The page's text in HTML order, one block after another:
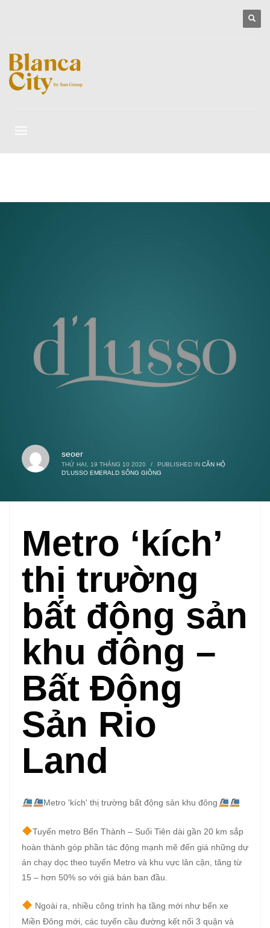
seoer
THỨ HAI, 19 THÁNG 10 2020 / PUBLISHED IN CĂN HỘ
D'LUSSO EMERALD SÔNG GIỒNG
Metro ‘kích’
thị trường
bất động sản
khu đông –
Bất Động
Sản Rio
Land
Metro 'kích' thị trường bất động sản khu đông
Tuyến metro Bến Thành – Suối Tiên dài gần 20 km sắp
hoàn thành góp phần tác động mạnh mẽ đến giá những dự
án chạy dọc theo tuyến Metro và khu vực lân cận, tăng từ
15 – hơn 50% so với giá bán ban đầu.
Ngoài ra, nhiều công trình hạ tầng mới như bến xe
Miền Đông mới, các tuyến cầu đường kết nối 3 quận và